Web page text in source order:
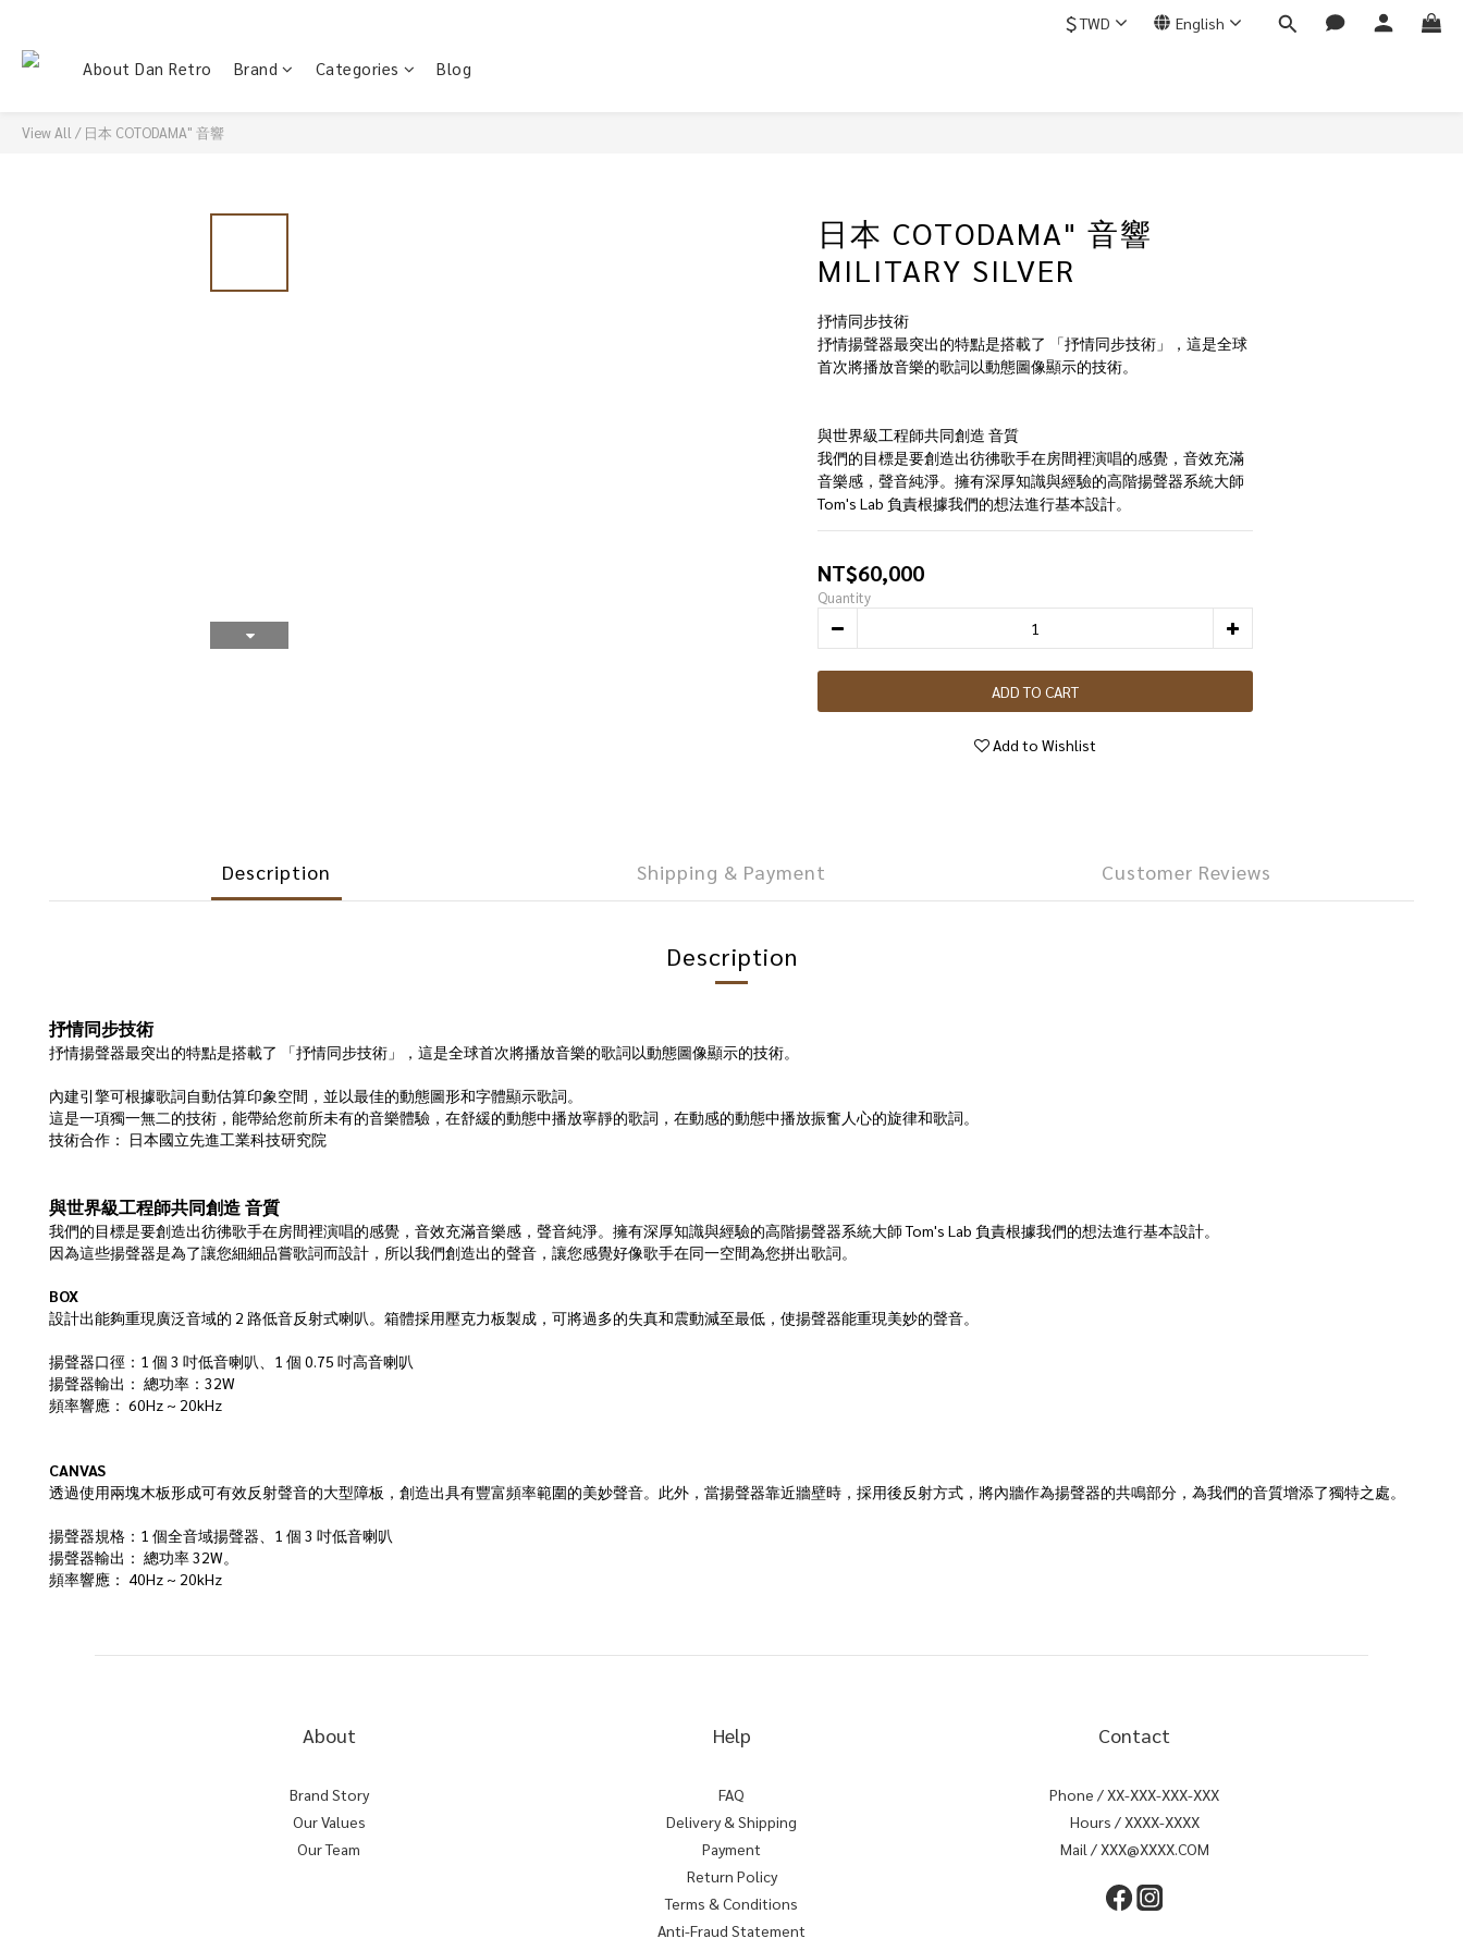
$TWD English
About Dan Retro Brand Categories Blog
View All / 日本 COTODAMA" 音響
日本 COTODAMA" 音響
MILITARY SILVER
抒情同步技術
抒情揚聲器最突出的特點是搭載了 「抒情同步技術」，這是全球
首次將播放音樂的歌詞以動態圖像顯示的技術。
與世界級工程師共同創造 音質
我們的目標是要創造出彷彿歌手在房間裡演唱的感覺，音效充滿
音樂感，聲音純淨。擁有深厚知識與經驗的高階揚聲器系統大師
Tom's Lab 負責根據我們的想法進行基本設計。
NT$60,000
Quantity
ADD TO CART
Add to Wishlist
Description Shipping & Payment Customer Reviews
Description
抒情同步技術
抒情揚聲器最突出的特點是搭載了 「抒情同步技術」，這是全球首次將播放音樂的歌詞以動態圖像顯示的技術。
內建引擎可根據歌詞自動估算印象空間，並以最佳的動態圖形和字體顯示歌詞。
這是一項獨一無二的技術，能帶給您前所未有的音樂體驗，在舒緩的動態中播放寧靜的歌詞，在動感的動態中播放振奮人心的旋律和歌詞。
技術合作： 日本國立先進工業科技研究院
與世界級工程師共同創造 音質
我們的目標是要創造出彷彿歌手在房間裡演唱的感覺，音效充滿音樂感，聲音純淨。擁有深厚知識與經驗的高階揚聲器系統大師 Tom's Lab 負責根據我們的想法進行基本設計。
因為這些揚聲器是為了讓您細細品嘗歌詞而設計，所以我們創造出的聲音，讓您感覺好像歌手在同一空間為您拼出歌詞。
BOX
設計出能夠重現廣泛音域的 2 路低音反射式喇叭。箱體採用壓克力板製成，可將過多的失真和震動減至最低，使揚聲器能重現美妙的聲音。
揚聲器口徑：1 個 3 吋低音喇叭、1 個 0.75 吋高音喇叭
揚聲器輸出： 總功率：32W
頻率響應： 60Hz ~ 20kHz
CANVAS
透過使用兩塊木板形成可有效反射聲音的大型障板，創造出具有豐富頻率範圍的美妙聲音。此外，當揚聲器靠近牆壁時，採用後反射方式，將內牆作為揚聲器的共鳴部分，為我們的音質增添了獨特之處。
揚聲器規格：1 個全音域揚聲器、1 個 3 吋低音喇叭
揚聲器輸出： 總功率 32W。
頻率響應： 40Hz ~ 20kHz
About
Brand Story
Our Values
Our Team
Help
FAQ
Delivery & Shipping
Payment
Return Policy
Terms & Conditions
Anti-Fraud Statement
Contact
Phone / XX-XXX-XXX-XXX
Hours / XXXX-XXXX
Mail / XXX@XXXX.COM